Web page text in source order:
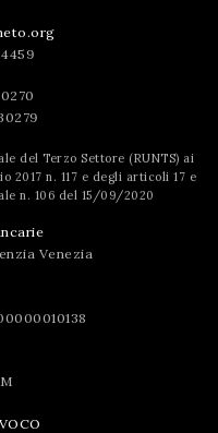
del Terzo Settore (RUNTS) ai
2017 n. 117 e degli articoli 17 e
n. 106 del 15/09/2020
Venezia